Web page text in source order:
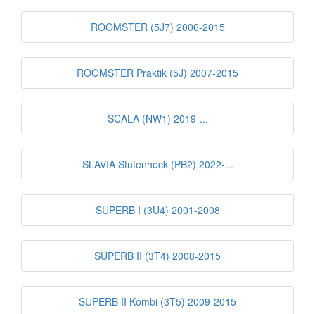
ROOMSTER (5J7) 2006-2015
ROOMSTER Praktik (5J) 2007-2015
SCALA (NW1) 2019-...
SLAVIA Stufenheck (PB2) 2022-...
SUPERB I (3U4) 2001-2008
SUPERB II (3T4) 2008-2015
SUPERB II Kombi (3T5) 2009-2015